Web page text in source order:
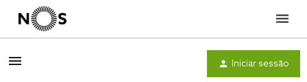
Menu
Iniciar sessão